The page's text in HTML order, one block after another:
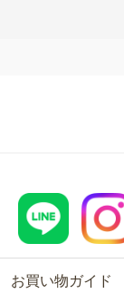
お買い物ガイド